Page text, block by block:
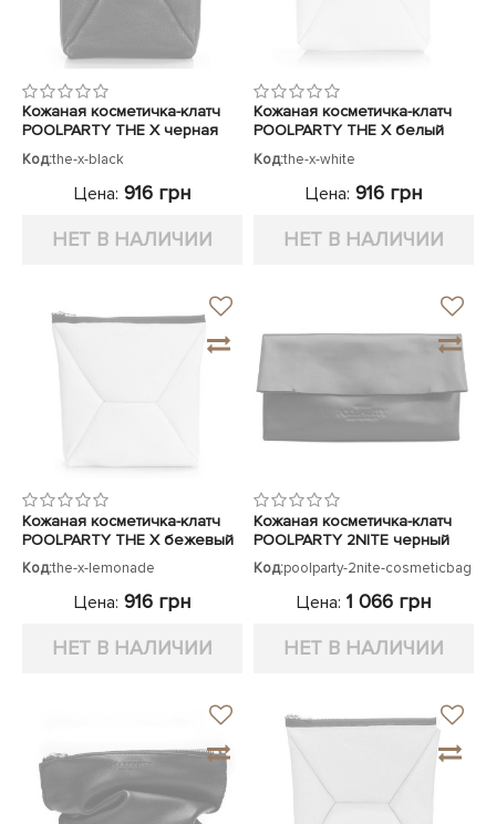
Кожаная косметичка-клатч
POOLPARTY THE X черная
Код:the-x-black
Цена: 916 грн
НЕТ В НАЛИЧИИ
Кожаная косметичка-клатч
POOLPARTY THE X белый
Код:the-x-white
Цена: 916 грн
НЕТ В НАЛИЧИИ
Кожаная косметичка-клатч
POOLPARTY THE X бежевый
Код:the-x-lemonade
Цена: 916 грн
НЕТ В НАЛИЧИИ
Кожаная косметичка-клатч
POOLPARTY 2NITE черный
Код:poolparty-2nite-cosmeticbag
Цена: 1 066 грн
НЕТ В НАЛИЧИИ